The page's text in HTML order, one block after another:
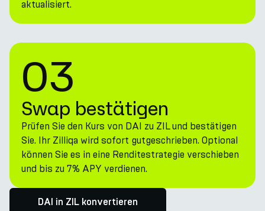
aktualisiert.
03
Swap bestätigen
Prüfen Sie den Kurs von DAI zu ZIL und bestätigen
Sie. Ihr Zilliqa wird sofort gutgeschrieben. Optional
können Sie es in eine Renditestrategie verschieben
und bis zu 7% APY verdienen.
DAI in ZIL konvertieren